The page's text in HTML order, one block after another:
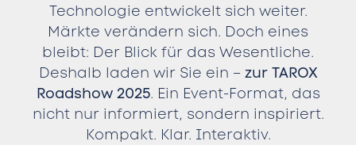
Technologie entwickelt sich weiter.
Märkte verändern sich. Doch eines
bleibt: Der Blick für das Wesentliche.
Deshalb laden wir Sie ein – zur TAROX
Roadshow 2025. Ein Event-Format, das
nicht nur informiert, sondern inspiriert.
Kompakt. Klar. Interaktiv.